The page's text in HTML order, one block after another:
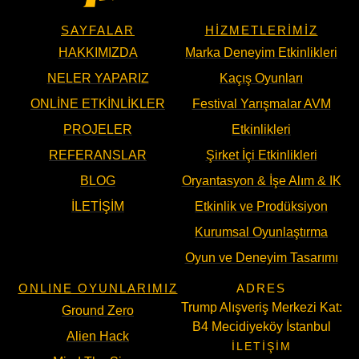
SAYFALAR
HAKKIMIZDA
NELER YAPARIZ
ONLINE ETKINLIKLER
PROJELER
REFERANSLAR
BLOG
İLETIŞIM
HIZMETLERIMIZ
Marka Deneyim Etkinlikleri
Kaçış Oyunları
Festival Yarışmalar AVM
Etkinlikleri
Şirket İçi Etkinlikleri
Oryantasyon & İşe Alım & IK
Etkinlik ve Prodüksiyon
Kurumsal Oyunlaştırma
Oyun ve Deneyim Tasarımı
ONLINE OYUNLARIMIZ
Ground Zero
Alien Hack
ADRES
Trump Alışveriş Merkezi Kat:
B4 Mecidiyeköy İstanbul
İLETIŞIM